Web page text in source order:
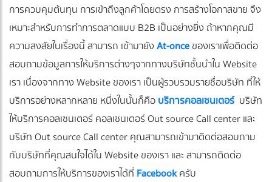
การควบคุมต้นทุน การเข้าถึงลูกค้าโดยตรง การสร้างโอกาสขาย จึง
เหมาะสำหรับการทำการตลาดแบบ B2B เป็นอย่างยิ่ง ถ้าหากคุณมี
ความสงสัยในเรื่องนี้ สามารถ เข้ามายังAt-onceของเราเพื่อติดต่อ
สอบถามข้อมูลการให้บริการต่างๆจากทางบริษัทชั้นนำใน Website
เรา เนื่องจากทาง Website ของเรา เป็นผู้รวบรวมรายชื่อบริษัท ที่ให้
บริการอย่างหลากหลาย หนึ่งในนั้นก็คือบริการคอลเซนเตอร์ บริษัท
ให้บริการคอลเซนเตอร์ คอลเซนเตอร์ Out source Call center และ
บริษัท Out source Call center คุณสามารถเข้ามาติดต่อสอบถาม
กับบริษัทที่คุณสนใจได้ใน Website ของเรา และ สามารถติดต่อ
สอบถามการให้บริการของเราได้ที่ Facebookครับ